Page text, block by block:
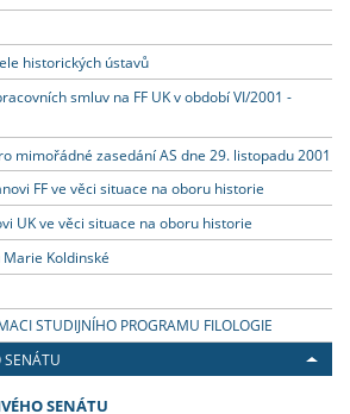
historických ústavů
smluv na FF UK v období VI/2001 -
mimořádné zasedání AS dne 29. listopadu 2001
FF ve věci situace na oboru historie
UK ve věci situace na oboru historie
Koldinské
STUDIJNÍHO PROGRAMU FILOLOGIE
SENÁTU
SENÁTU